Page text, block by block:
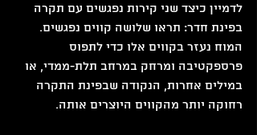
לדמיין כיצד שני קירות נפגשים עם תקרה
בפינת חדר: תראו שלושה קווים נפגשים.
המוח נעזר בקווים אלו כדי לתפוס
פרספקטיבה ומרחק במרחב תלת-ממדי, או
במילים אחרות, הנקודה שבפינת התקרה
רחוקה יותר מהקווים היוצרים אותה.